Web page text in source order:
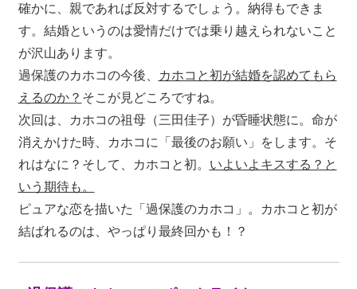
確かに、親であれば反対するでしょう。納得もできま
す。結婚というのは愛情だけでは乗り越えられないこと
が沢山あります。
過保護のカホコの今後、
カホコと初が結婚を認めてもら
えるのか？ そこが見どころですね。
次回は、カホコの祖母（三田佳子）が昏睡状態に。命が
消えかけた時、カホコに「最後のお願い」をします。そ
れはなに？そして、カホコと初。 いよいよキスする？と
いう期待も。
ピュアな恋を描いた「過保護のカホコ」。カホコと初が
結ばれるのは、やっぱり最終回かも！？